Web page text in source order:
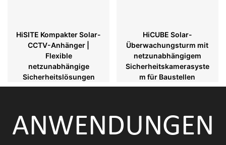
HiSITE Kompakter Solar-
CCTV-Anhänger |
Flexible
netzunabhängige
Sicherheitslösungen
HiCUBE Solar-
Überwachungsturm mit
netzunabhängigem
Sicherheitskamerasyste
m für Baustellen
ANWENDUNGEN